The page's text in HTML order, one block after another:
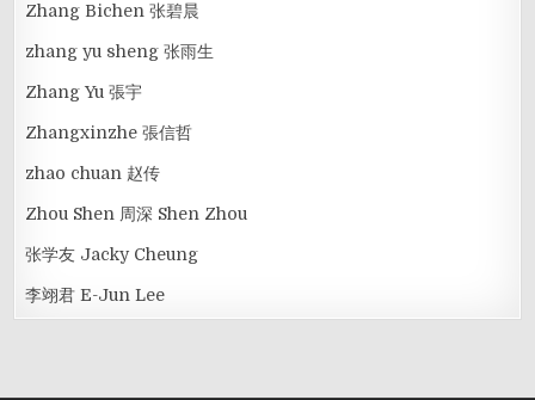
Zhang Bichen 张碧晨
zhang yu sheng 张雨生
Zhang Yu 張宇
Zhangxinzhe 張信哲
zhao chuan 赵传
Zhou Shen 周深 Shen Zhou
张学友 Jacky Cheung
李翊君 E-Jun Lee